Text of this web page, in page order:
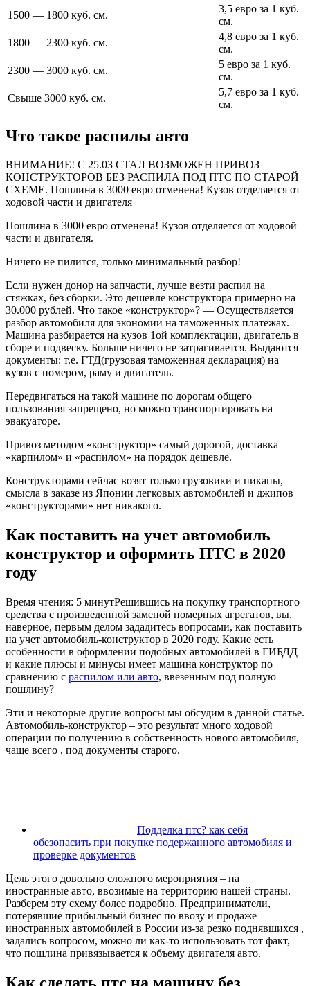
1500 — 1800 куб. см.
3,5 евро за 1 куб.
см.
1800 — 2300 куб. см.
4,8 евро за 1 куб.
см.
2300 — 3000 куб. см.
5 евро за 1 куб.
см.
Свыше 3000 куб. см.
5,7 евро за 1 куб.
см.
Что такое распилы авто
ВНИМАНИЕ! С 25.03 СТАЛ ВОЗМОЖЕН ПРИВОЗ
КОНСТРУКТОРОВ БЕЗ РАСПИЛА ПОД ПТС ПО СТАРОЙ
СХЕМЕ. Пошлина в 3000 евро отменена! Кузов отделяется от
ходовой части и двигателя
Пошлина в 3000 евро отменена! Кузов отделяется от ходовой
части и двигателя.
Ничего не пилится, только минимальный разбор!
Если нужен донор на запчасти, лучше везти распил на
стяжках, без сборки. Это дешевле конструктора примерно на
30.000 рублей. Что такое «конструктор»? — Осуществляется
разбор автомобиля для экономии на таможенных платежах.
Машина разбирается на кузов 1ой комплектации, двигатель в
сборе и подвеску. Больше ничего не затрагивается. Выдаются
документы: т.е. ГТД(грузовая таможенная декларация) на
кузов с номером, раму и двигатель.
Передвигаться на такой машине по дорогам общего
пользования запрещено, но можно транспортировать на
эвакуаторе.
Привоз методом «конструктор» самый дорогой, доставка
«карпилом» и «распилом» на порядок дешевле.
Конструкторами сейчас возят только грузовики и пикапы,
смысла в заказе из Японии легковых автомобилей и джипов
«конструкторами» нет никакого.
Как поставить на учет автомобиль
конструктор и оформить ПТС в 2020
году
Время чтения: 5 минутРешившись на покупку транспортного
средства с произведенной заменой номерных агрегатов, вы,
наверное, первым делом зададитесь вопросами, как поставить
на учет автомобиль-конструктор в 2020 году. Какие есть
особенности в оформлении подобных автомобилей в ГИБДД
и какие плюсы и минусы имеет машина конструктор по
сравнению с распилом или авто, ввезенным под полную
пошлину?
Эти и некоторые другие вопросы мы обсудим в данной статье.
Автомобиль-конструктор – это результат много ходовой
операции по получению в собственность нового автомобиля,
чаще всего , под документы старого.
Подделка птс? как себя
обезопасить при покупке подержанного автомобиля и
проверке документов
Цель этого довольно сложного мероприятия – на
иностранные авто, ввозимые на территорию нашей страны.
Разберем эту схему более подробно. Предприниматели,
потерявшие прибыльный бизнес по ввозу и продаже
иностранных автомобилей в России из-за резко поднявшихся ,
задались вопросом, можно ли как-то использовать тот факт,
что пошлина привязывается к объему двигателя авто.